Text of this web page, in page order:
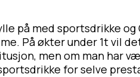
på med sportsdrikke og
På økter under 1t vil
men om man har
for selve